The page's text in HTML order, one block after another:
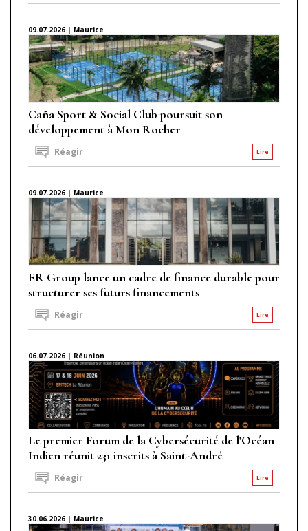
09.07.2026 | Maurice
Caña Sport & Social Club poursuit son
développement à Mon Rocher
Lire
Réagir
09.07.2026 | Maurice
ER Group lance un cadre de finance durable pour
structurer ses futurs financements
Lire
Réagir
06.07.2026 | Réunion
Le premier Forum de la Cybersécurité de l'Océan
Indien réunit 231 inscrits à Saint-André
Lire
Réagir
30.06.2026 | Maurice